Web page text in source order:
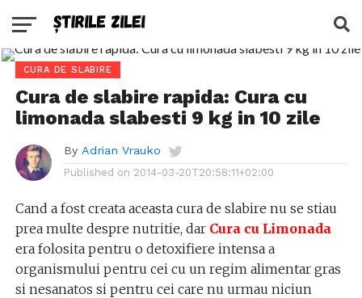
CURA DE SLABIRE
Cura de slabire rapida: Cura cu
limonada slabesti 9 kg in 10 zile
By Adrian Vrauko
Published on 2014-03-20T20:58:11+02:00
Cand a fost creata aceasta cura de slabire nu se stiau
prea multe despre nutritie, dar Cura cu Limonada
era folosita pentru o detoxifiere intensa a
organismului pentru cei cu un regim alimentar gras
si nesanatos si pentru cei care nu urmau niciun